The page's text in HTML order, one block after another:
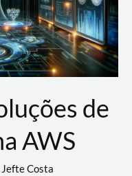
de
AWS
Jefte Costa